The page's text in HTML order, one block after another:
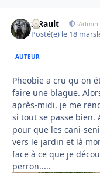
S.Rault
Posté(e) le 18 mars
AUTEUR
Pheobie a cru qu on
faire une blague.
après-midi, je me
si tout se passe bien.
pour que les cani-
vers le jardin et là
face à ce que je
perron.....